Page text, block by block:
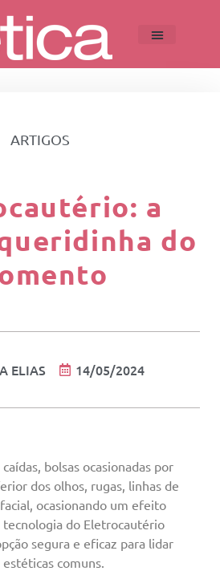
ARTIGOS
a
do
ELIAS 14/05/2024
bolsas ocasionadas por
dos olhos, rugas, linhas de
ocasionando um efeito
do Eletrocautério
segura e eficaz para lidar
comuns.